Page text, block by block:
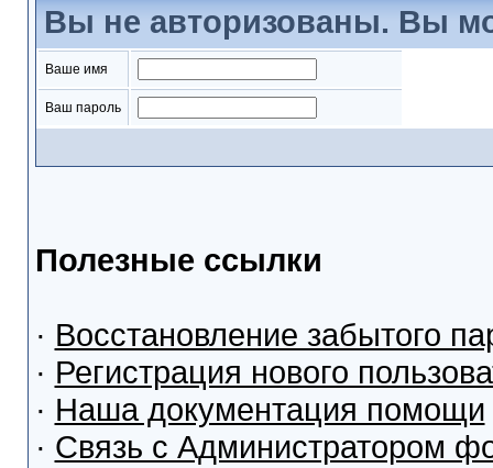
Вы не авторизованы. Вы
Ваше имя
Ваш пароль
Полезные ссылки
· Восстановление забытого
· Регистрация нового
· Наша документация помощи
· Связь с Администратором